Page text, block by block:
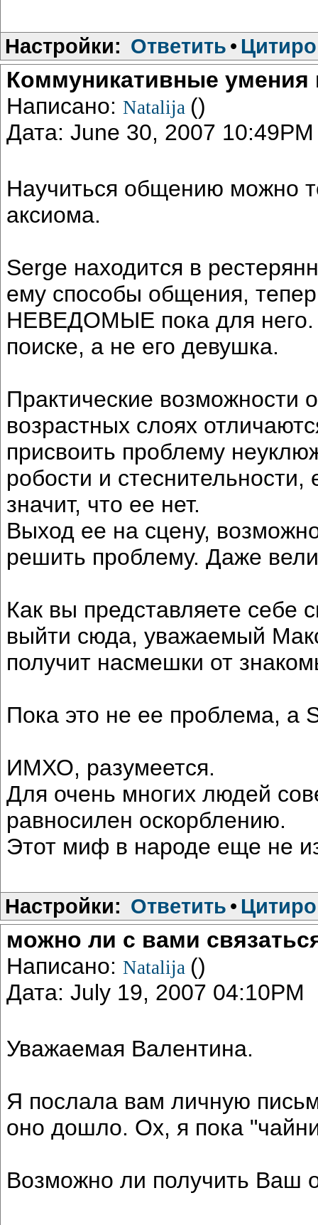
Настройки: Ответить •
Коммуникативные
Написано: Natalija ()
Дата: June 30, 2007 10:49PM
Научиться общению можно
аксиома.
Serge находится в
ему способы общения,
НЕВЕДОМЫЕ пока для него.
поиске, а не его девушка.
Практические возможности
возрастных слоях
присвоить проблему
робости и
значит, что ее нет.
Выход ее на сцену,
решить проблему. Даже
Как вы представляете себе
выйти сюда, уважаемый
получит насмешки от
Пока это не ее проблема, а
ИМХО, разумеется.
Для очень многих людей
равносилен оскорблению.
Этот миф в народе еще не
Настройки: Ответить •
можно ли с вами
Написано: Natalija ()
Дата: July 19, 2007 04:10PM
Уважаемая Валентина.
Я послала вам личную
оно дошло. Ох, я пока
Возможно ли получить Ваш